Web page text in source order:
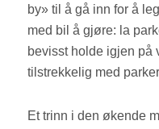
by» til å gå inn for å
med bil å gjøre: la
bevisst holde igjen på
tilstrekkelig med
Et trinn i den økende